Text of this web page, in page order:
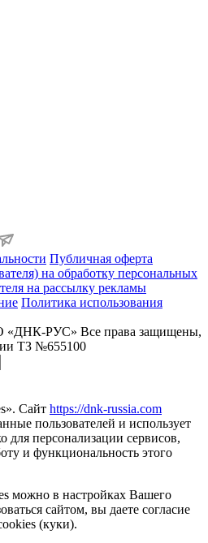
Публичная оферта
на обработку персональных
на рассылку рекламы
Политика использования
РУС» Все права защищены,
ТЗ №655100
Сайт https://dnk-russia.com
пользователей и использует
для персонализации сервисов,
и функциональность этого
можно в настройках Вашего
сайтом, вы даете согласие
(куки).